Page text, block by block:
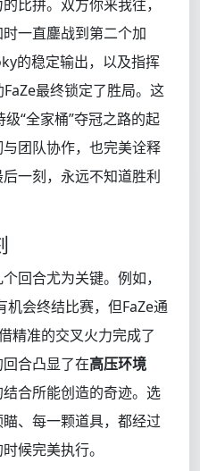
比拼。双方你来我往，
一直鏖战到第二个加
的稳定输出，以及指挥
最终锁定了胜局。这
“全家桶”夺冠之路的起
团队协作，也完美诠释
一刻，永远不知道胜利
回合尤为关键。例如，
机会终结比赛，但FaZe通
精准的交叉火力完成了
合凸显了在高压环境
合所能创造的奇迹。选
、每一颗道具，都经过
候完美执行。